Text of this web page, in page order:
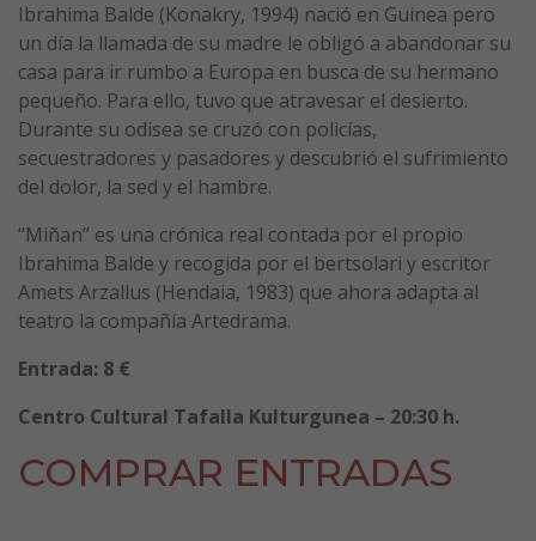
Ibrahima Balde (Konakry, 1994) nació en Guinea pero
un día la llamada de su madre le obligó a abandonar su
casa para ir rumbo a Europa en busca de su hermano
pequeño. Para ello, tuvo que atravesar el desierto.
Durante su odisea se cruzó con policías,
secuestradores y pasadores y descubrió el sufrimiento
del dolor, la sed y el hambre.
“Miñan” es una crónica real contada por el propio
Ibrahima Balde y recogida por el bertsolari y escritor
Amets Arzallus (Hendaia, 1983) que ahora adapta al
teatro la compañía Artedrama.
Entrada: 8 €
Centro Cultural Tafalla Kulturgunea – 20:30 h.
COMPRAR ENTRADAS